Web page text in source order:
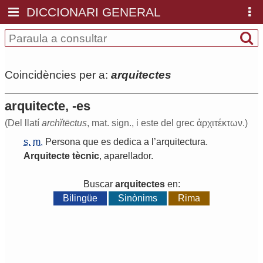
DICCIONARI GENERAL
Coincidències per a: arquitectes
arquitecte, -es
(Del llatí archĭtēctus, mat. sign., i este del grec ἀρχιτέκτων.)
s. m. Persona que es dedica a ’arquitectura.
Arquitecte tècnic, aparellador.
Buscar arquitectesen:
Bilingüe
Sinònims Rima